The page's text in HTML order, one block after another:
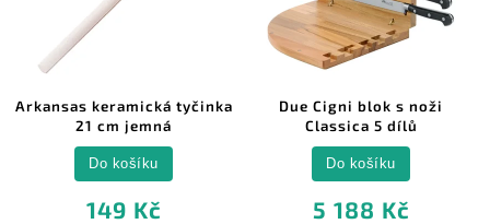
Arkansas keramická tyčinka
21 cm jemná
149 Kč
Do košíku
Due Cigni blok s noži
Classica 5 dílů
5 188 Kč
Do košíku